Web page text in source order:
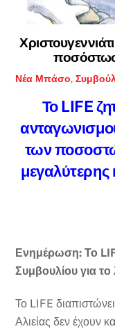
Νέα Μπάσο,
Το LIFE
των
μεγαλύτερης
Ενημέρωση: Το
Συμβουλίου για το
Το LIFE
Αλιείας δεν έχουν